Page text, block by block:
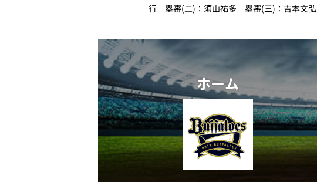
行 塁審(二)：須山祐多 塁審(三)：吉本文弘
ホーム